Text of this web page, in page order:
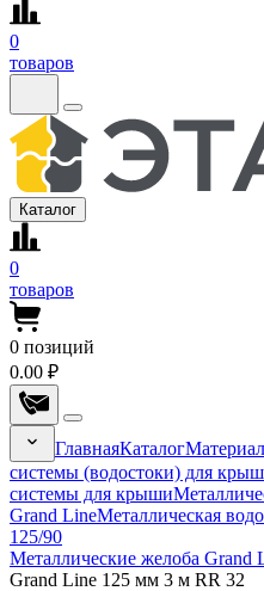
0
товаров
Каталог
0
товаров
0 позиций
0.00 ₽
ГлавнаяКаталог
системы (водостоки) для
системы для крыши
Grand LineМеталлическая
125/90
Металлические желоба Grand
Grand Line 125 мм 3 м RR 32